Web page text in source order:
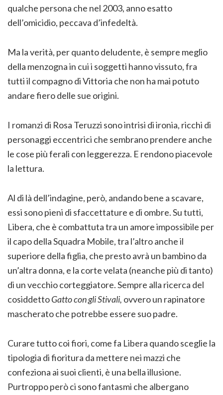
qualche persona che nel 2003, anno esatto
dell’omicidio, peccava d’infedeltà.
Ma la verità, per quanto deludente, è sempre meglio
della menzogna in cui i soggetti hanno vissuto, fra
tutti il compagno di Vittoria che non ha mai potuto
andare fiero delle sue origini.
I romanzi di Rosa Teruzzi sono intrisi di ironia, ricchi di
personaggi eccentrici che sembrano prendere anche
le cose più ferali con leggerezza. E rendono piacevole
la lettura.
Al di là dell’indagine, però, andando bene a scavare,
essi sono pieni di sfaccettature e di ombre. Su tutti,
Libera, che è combattuta tra un amore impossibile per
il capo della Squadra Mobile, tra l’altro anche il
superiore della figlia, che presto avrà un bambino da
un’altra donna, e la corte velata (neanche più di tanto)
di un vecchio corteggiatore. Sempre alla ricerca del
cosiddettoGatto con gli Stivali, ovvero un rapinatore
mascherato che potrebbe essere suo padre.
Curare tutto coi fiori, come fa Libera quando sceglie la
tipologia di fioritura da mettere nei mazzi che
confeziona ai suoi clienti, è una bella illusione.
Purtroppo però ci sono fantasmi che albergano